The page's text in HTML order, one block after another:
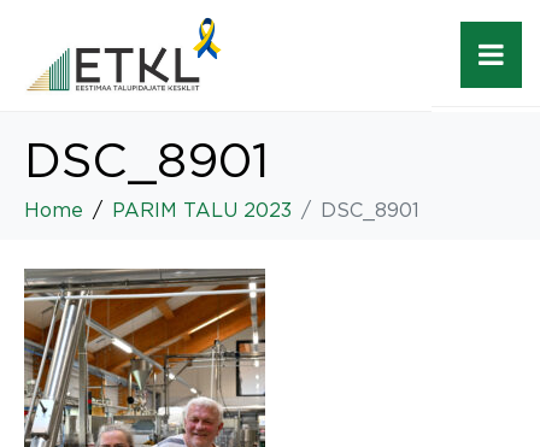
DSC_8901
Home PARIM TALU 2023 DSC_8901